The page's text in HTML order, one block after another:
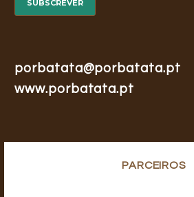
porbatata@porbatata.pt
www.porbatata.pt
PARCEIROS